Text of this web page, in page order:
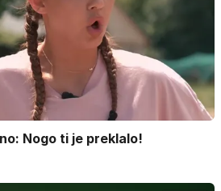
Nogo ti je preklalo!